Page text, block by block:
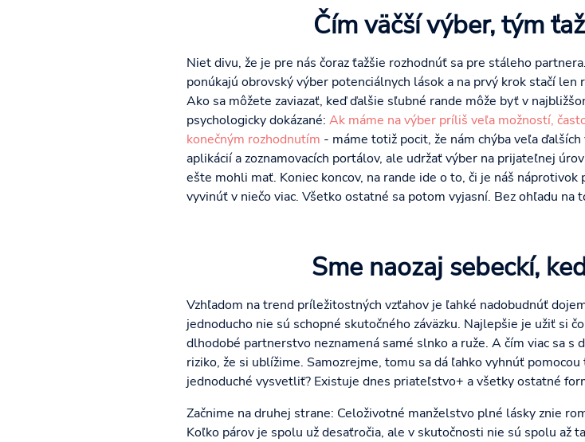
Čím väčší výber, tým
Niet divu, že je pre nás čoraz ťažšie rozhodnúť sa pre stáleho
ponúkajú obrovský výber potenciálnych lások a na prvý krok stačí
Ako sa môžete zaviazať, keď ďalšie sľubné rande môže byť v
psychologicky dokázané: Ak máme na výber príliš veľa možností,
konečným rozhodnutím - máme totiž pocit, že nám chýba veľa
aplikácií a zoznamovacích portálov, ale udržať výber na prijateľnej
ešte mohli mať. Koniec koncov, na rande ide o to, či je náš
vyvinúť v niečo viac. Všetko ostatné sa potom vyjasní. Bez ohľadu na
Sme naozaj sebeckí,
Vzhľadom na trend príležitostných vzťahov je ľahké nadobudnúť
jednoducho nie sú schopné skutočného záväzku. Najlepšie je užiť si
dlhodobé partnerstvo neznamená samé slnko a ruže. A čím viac sa s
riziko, že si ublížime. Samozrejme, tomu sa dá ľahko vyhnúť
jednoduché vysvetliť? Existuje dnes priateľstvo+ a všetky ostatné
Začnime na druhej strane: Celoživotné manželstvo plné lásky znie
Koľko párov je spolu už desaťročia, ale v skutočnosti nie sú spolu až